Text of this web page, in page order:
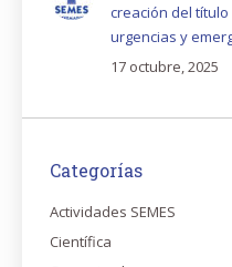
creación del
urgencias y
17 octubre, 2025
Categorías
Actividades SEMES
Científica